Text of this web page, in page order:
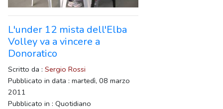
L'under 12 mista dell'Elba
Volley va a vincere a
Donoratico
Scritto da : Sergio Rossi
Pubblicato in data : martedì, 08 marzo
2011
Pubblicato in : Quotidiano